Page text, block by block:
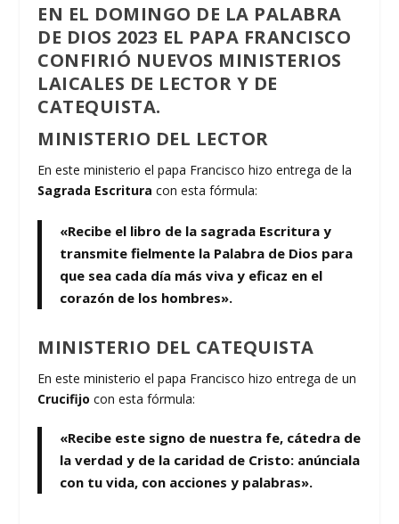
EN EL DOMINGO DE LA PALABRA
DE DIOS 2023 EL PAPA FRANCISCO
CONFIRIÓ NUEVOS MINISTERIOS
LAICALES DE LECTOR Y DE
CATEQUISTA.
MINISTERIO DEL LECTOR
En este ministerio el papa Francisco hizo entrega de la
Sagrada Escrituracon esta fórmula:
«Recibe el libro de la sagrada Escritura y
transmite fielmente la Palabra de Dios para
que sea cada día más viva y eficaz en el
corazón de los hombres».
MINISTERIO DEL CATEQUISTA
En este ministerio el papa Francisco hizo entrega de un
Crucifijo con esta fórmula:
«Recibe este signo de nuestra fe, cátedra de
la verdad y de la caridad de Cristo: anúnciala
con tu vida, con acciones y palabras».